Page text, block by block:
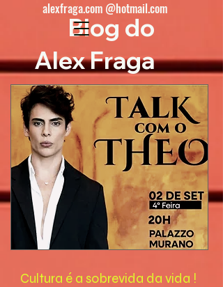
Cultura é a sobrevida da vida !
Blog do
Alex Fraga
alexfraga.com @hotmail.com